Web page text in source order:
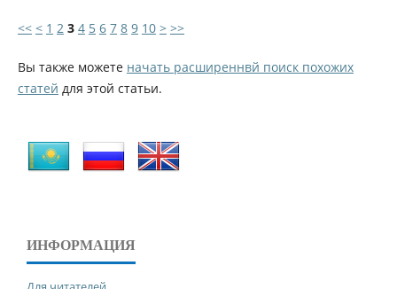
<< < 1 2 3 4 5 6 7 8 9 10 > >>
Вы также можете начать расширеннвй поиск похожих
статей для этой статьи.
ИНФОРМАЦИЯ